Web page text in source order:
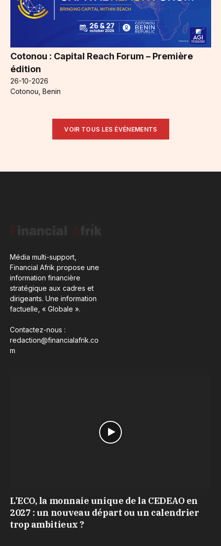
Cotonou : Capital Reach Forum – Première
édition
26-10-2026
Cotonou, Benin
VOIR TOUS LES ÉVÉNEMENTS
Média multi-support,
Financial Afrik propose une
information financière
stratégique aux cadres et
dirigeants. Une information
factuelle, « Globale ».
Contactez-nous :
redaction@financialafrik.co
m
L’ECO, la monnaie unique de la CEDEAO en
2027 : un nouveau départ ou un calendrier
trop ambitieux ?